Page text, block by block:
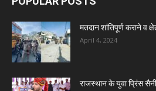
मतदान शांतिपूर्ण कराने व
April 4, 2024
राजस्थान के युवा प्रिंस